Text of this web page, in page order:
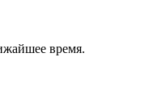
время.